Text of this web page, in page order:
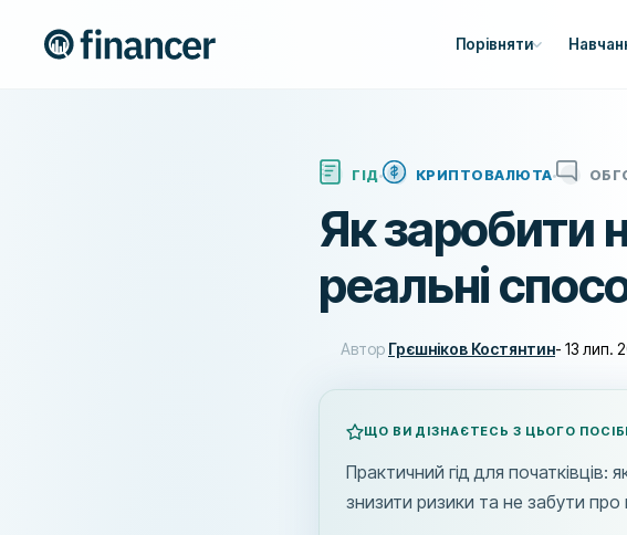
Порівняти
ГІД КРИПТОВАЛЮТА
Як заробити
реальні
Автор Грєшніков Костянтин- 13 лип.
ЩО ВИ ДІЗНАЄТЕСЬ З ЦЬОГО
Практичний гід для
знизити ризики та не забути про